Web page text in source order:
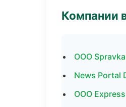
Компании
ООО
News Portal
ООО